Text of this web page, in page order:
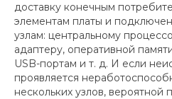
доставку конечным
элементам платы и
узлам: центральному
адаптеру, оперативной
USB-портам и т. д. И если
проявляется
нескольких узлов,